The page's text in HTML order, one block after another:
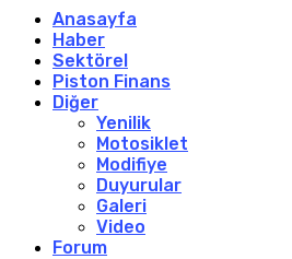
Anasayfa
Haber
Sektörel
Piston Finans
Diğer
Yenilik
Motosiklet
Modifiye
Duyurular
Galeri
Video
Forum